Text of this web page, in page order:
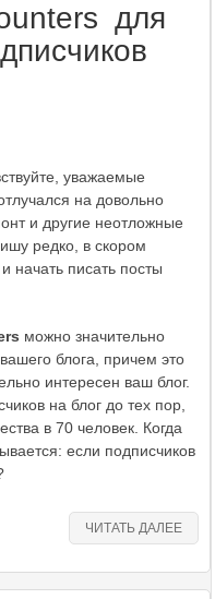
для
уважаемые
на довольно
и другие неотложные
редко, в скором
начать писать посты
можно значительно
блога, причем это
интересен ваш блог.
на блог до тех пор,
в 70 человек. Когда
если подписчиков
ЧИТАТЬ ДАЛЕЕ